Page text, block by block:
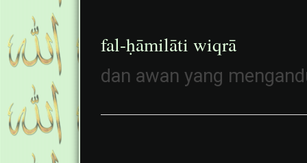
fal-ḥāmilāti wiqrā
dan awan yang